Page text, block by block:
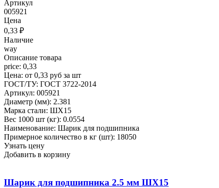
Артикул
005921
Цена
0,33 ₽
Наличие
way
Описание товара
price: 0,33
Цена: от 0,33 руб за шт
ГОСТ/ТУ: ГОСТ 3722-2014
Артикул: 005921
Диаметр (мм): 2.381
Марка стали: ШХ15
Вес 1000 шт (кг): 0.0554
Наименование: Шарик для подшипника
Примерное количество в кг (шт): 18050
Узнать цену
Добавить в корзину
Шарик для подшипника 2.5 мм ШХ15